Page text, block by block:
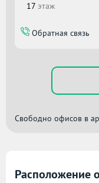
17 этаж
Обратная связь
Свободно офисов в
Расположение